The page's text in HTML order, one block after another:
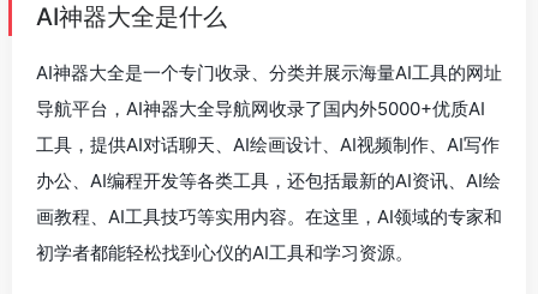
AI神器大全是什么
AI神器大全是一个专门收录、分类并展示海量AI工具的网址
导航平台，AI神器大全导航网收录了国内外5000+优质AI
工具，提供AI对话聊天、AI绘画设计、AI视频制作、AI写作
办公、AI编程开发等各类工具，还包括最新的AI资讯、AI绘
画教程、AI工具技巧等实用内容。在这里，AI领域的专家和
初学者都能轻松找到心仪的AI工具和学习资源。